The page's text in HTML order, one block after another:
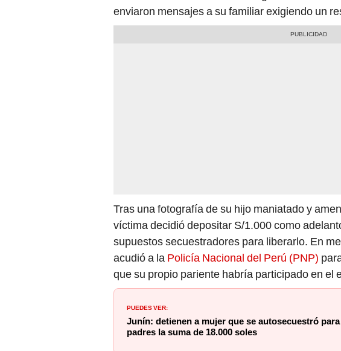
enviaron mensajes a su familiar exigiendo un
Tras una fotografía de su hijo maniatado y
víctima decidió depositar S/1.000 como
supuestos secuestradores para liberarlo. En
acudió a la Policía Nacional del Perú (PNP)
que su propio pariente habría participado en el
PUEDES VER:
Junín: detienen a mujer que se autosecuestró
padres la suma de 18.000 soles